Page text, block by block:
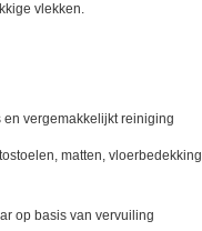
vlekken.
en vergemakkelijkt reiniging
matten, vloerbedekking
op basis van vervuiling